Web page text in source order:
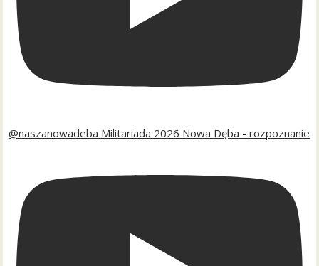
@naszanowadeba Militariada 2026 Nowa Dęba - rozpoznanie